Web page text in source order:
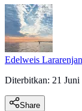
Edelweis
Diterbitkan: 21
Share